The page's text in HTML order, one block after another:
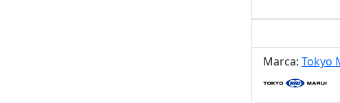
Marca: Tokyo